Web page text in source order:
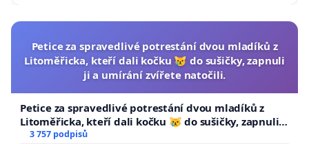
Petice za spravedlivé potrestání dvou mladíků z
Litoměřicka, kteří dali kočku 😿 do sušičky, zapnuli
ji a umírání zvířete natočili.
Petice za spravedlivé potrestání dvou mladíků z
Litoměřicka, kteří dali kočku 😿 do sušičky, zapnuli ji
a umírání zvířete natočili.
3 757 podpisů